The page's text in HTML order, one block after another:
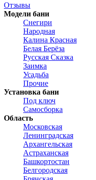
Отзывы
Модели бани
Снегири
Народная
Калина Красная
Белая Берёза
Русская Сказка
Заимка
Усадьба
Прочие
Установка бани
Под ключ
Самосборка
Область
Московская
Ленинградская
Архангельская
Астраханская
Башкортостан
Белгородская